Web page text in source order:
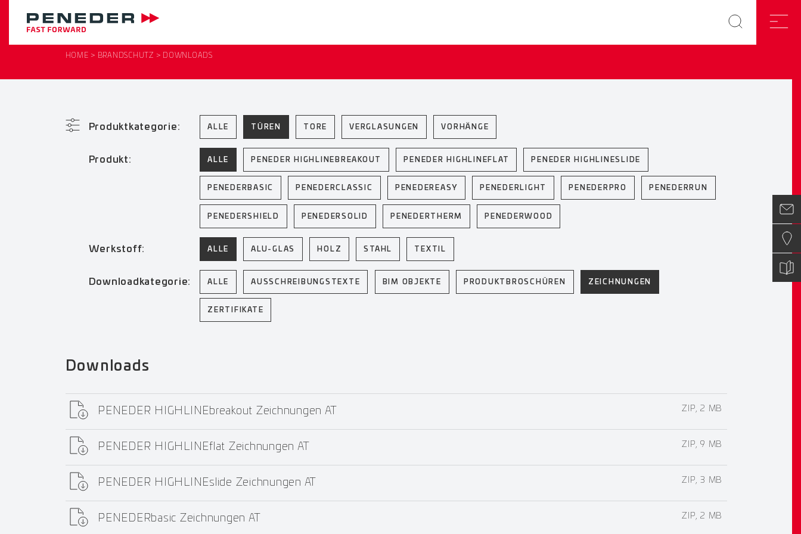
HOME BRANDSCHUTZ DOWNLOADS
Produktkategorie: ALLE TÜREN TORE VERGLASUNGEN VORHÄNGE
Produkt: ALLE PENEDER HIGHLINEBREAKOUT PENEDER HIGHLINEFLAT PENEDER HIGHLINESLIDE
PENEDERBASIC PENEDERCLASSIC PENEDEREASY PENEDERLIGHT PENEDERPRO PENEDERRUN
PENEDERSHIELD PENEDERSOLID PENEDERTHERM PENEDERWOOD
Werkstoff: ALLE ALU-GLAS HOLZ STAHL TEXTIL
Downloadkategorie: ALLE AUSSCHREIBUNGSTEXTE BIM OBJEKTE PRODUKTBROSCHÜREN ZEICHNUNGEN
ZERTIFIKATE
Downloads
PENEDER HIGHLINEbreakout Zeichnungen AT ZIP, 2 MB
PENEDER HIGHLINEflat Zeichnungen AT ZIP, 9 MB
PENEDER HIGHLINEslide Zeichnungen AT ZIP, 3 MB
PENEDERbasic Zeichnungen AT ZIP, 2 MB